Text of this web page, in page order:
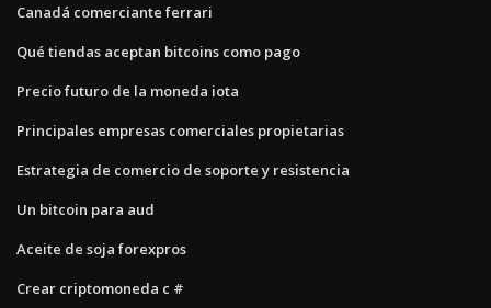
Canadá comerciante ferrari
Qué tiendas aceptan bitcoins como pago
Precio futuro de la moneda iota
Principales empresas comerciales propietarias
Estrategia de comercio de soporte y resistencia
Un bitcoin para aud
Aceite de soja forexpros
Crear criptomoneda c #